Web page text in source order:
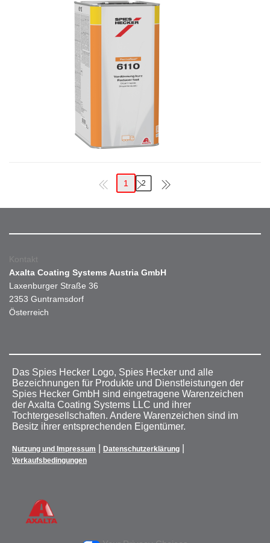
1 2
Kontakt
Axalta Coating Systems Austria GmbH
Laxenburger Straße 36
2353 Guntramsdorf
Österreich
Das Spies Hecker Logo, Spies Hecker und alle
Bezeichnungen für Produkte und Dienstleistungen der
Spies Hecker GmbH sind eingetragene Warenzeichen
der Axalta Coating Systems LLC und ihrer
Tochtergesellschaften. Andere Warenzeichen sind im
Besitz ihrer entsprechenden Eigentümer.
Nutzung und Impressum Datenschutzerklärung
Verkaufsbedingungen